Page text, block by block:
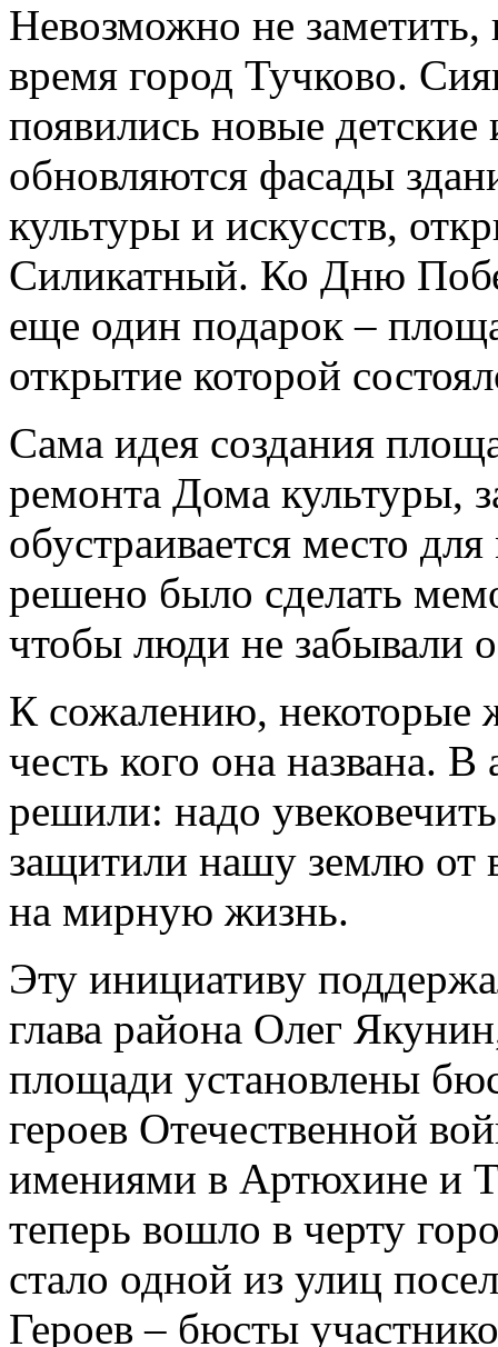
Невозможно не заметить,
время город Тучково.
появились новые
обновляются фасады
культуры и искусств,
Силикатный. Ко Дню
еще один подарок –
открытие которой
Сама идея создания
ремонта Дома культуры,
обустраивается место
решено было сделать
чтобы люди не забывали
К сожалению, некоторые
честь кого она названа.
решили: надо
защитили нашу землю от
на мирную жизнь.
Эту инициативу
глава района Олег
площади установлены
героев Отечественной
имениями в Артюхине и
теперь вошло в черту
стало одной из улиц
Героев – бюсты